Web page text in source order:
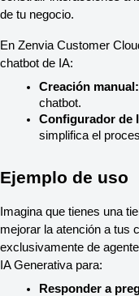
de tu negocio.
En Zenvia Customer
chatbot de IA:
Creación manual:
chatbot.
Configurador de
simplifica el
Ejemplo de uso
Imagina que tienes una
mejorar la atención a tus
exclusivamente de
IA Generativa para:
Responder a